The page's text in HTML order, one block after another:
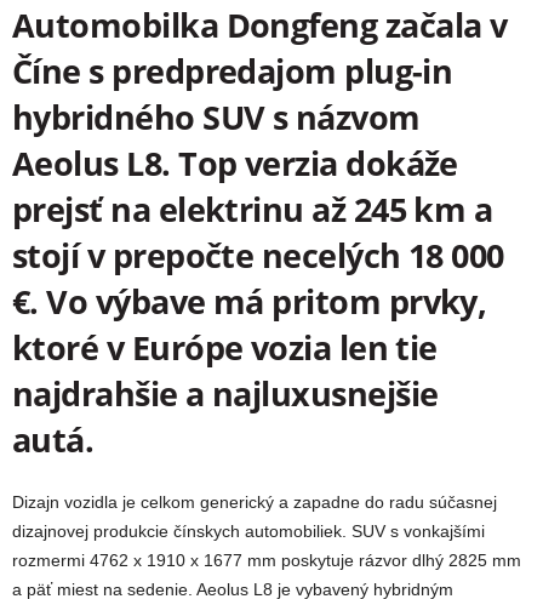
Automobilka Dongfengzačala v
Číne s predpredajom plug-in
hybridného SUV s názvom
Aeolus L8. Top verzia dokáže
prejsť na elektrinu až 245 km a
stojí v prepočte necelých 18 000
€. Vo výbave má pritom prvky,
ktoré v Európe vozia len tie
najdrahšie a najluxusnejšie
autá.
Dizajn vozidla je celkom generický a zapadne do radu súčasnej
dizajnovej produkcie čínskych automobiliek. SUV s vonkajšími
rozmermi 4762 x 1910 x 1677 mm poskytuje rázvor dlhý 2825 mm
a päť miest na sedenie. Aeolus L8 je vybavený hybridným